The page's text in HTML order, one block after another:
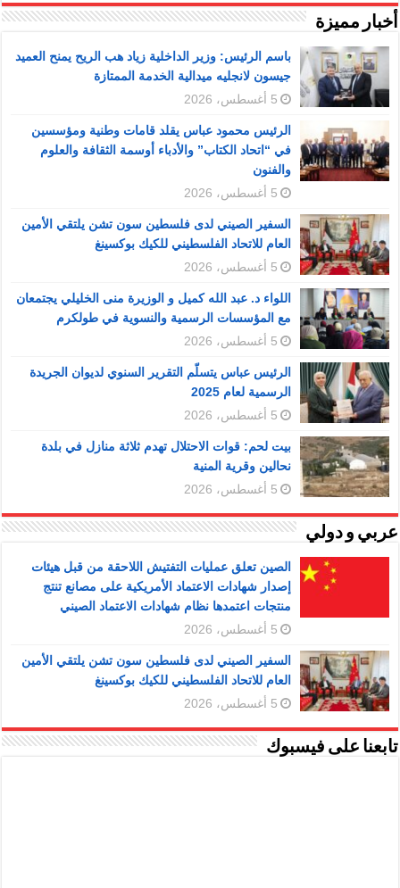
أخبار مميزة
باسم الرئيس: وزير الداخلية زياد هب الريح يمنح العميد
جيسون لانجليه ميدالية الخدمة الممتازة
5 أغسطس، 2026
الرئيس محمود عباس يقلد قامات وطنية ومؤسسين
في “اتحاد الكتاب” والأدباء أوسمة الثقافة والعلوم
والفنون
5 أغسطس، 2026
السفير الصيني لدى فلسطين سون تشن يلتقي الأمين
العام للاتحاد الفلسطيني للكيك بوكسينغ
5 أغسطس، 2026
اللواء د. عبد الله كميل و الوزيرة منى الخليلي يجتمعان
مع المؤسسات الرسمية والنسوية في طولكرم
5 أغسطس، 2026
الرئيس عباس يتسلّم التقرير السنوي لديوان الجريدة
الرسمية لعام 2025
5 أغسطس، 2026
بيت لحم: قوات الاحتلال تهدم ثلاثة منازل في بلدة
نحالين وقرية المنية
5 أغسطس، 2026
عربي و دولي
الصين تعلق عمليات التفتيش اللاحقة من قبل هيئات
إصدار شهادات الاعتماد الأمريكية على مصانع تنتج
منتجات اعتمدها نظام شهادات الاعتماد الصيني
5 أغسطس، 2026
السفير الصيني لدى فلسطين سون تشن يلتقي الأمين
العام للاتحاد الفلسطيني للكيك بوكسينغ
5 أغسطس، 2026
تابعنا على فيسبوك